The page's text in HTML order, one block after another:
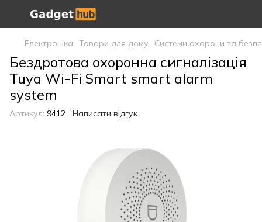
Електроніка Товари для дому Системи охорони та
Бездротова охоронна сигналізація
Tuya Wi-Fi Smart smart alarm
system
Артикул: 9412 Написати відгук